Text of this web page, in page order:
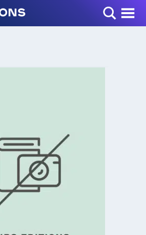
Toggle Menu